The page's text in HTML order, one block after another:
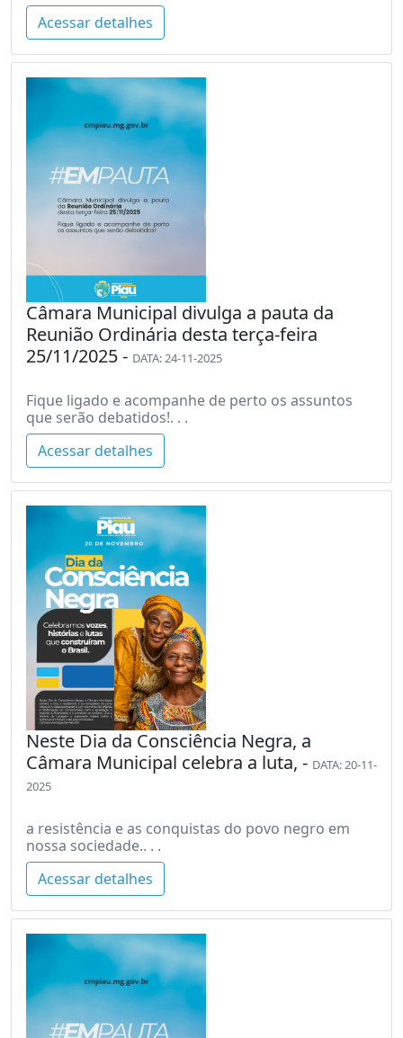
Acessar detalhes
Câmara Municipal divulga a pauta da
Reunião Ordinária desta terça-feira
25/11/2025 - DATA: 24-11-2025
Fique ligado e acompanhe de perto os assuntos
que serão debatidos!. . .
Acessar detalhes
Neste Dia da Consciência Negra, a
Câmara Municipal celebra a luta, - DATA: 20-11-
2025
a resistência e as conquistas do povo negro em
nossa sociedade.. . .
Acessar detalhes